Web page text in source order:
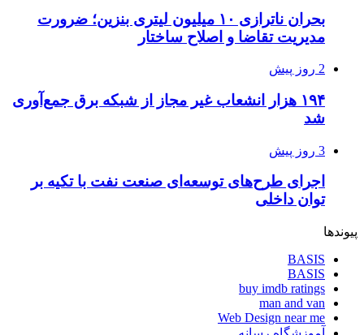
بحران ناترازی ۱۰ میلیون لیتری بنزین؛ ضرورت
مدیریت تقاضا و اصلاح ساختار
2 روز پیش
۱۹۴ هزار انشعاب غیر مجاز از شبکه برق جمع‌آوری
شد
3 روز پیش
اجرای طرح‌های توسعه‌ای صنعت نفت با تکیه بر
توان داخلی
پیوندها
BASIS
BASIS
buy imdb ratings
man and van
Web Design near me